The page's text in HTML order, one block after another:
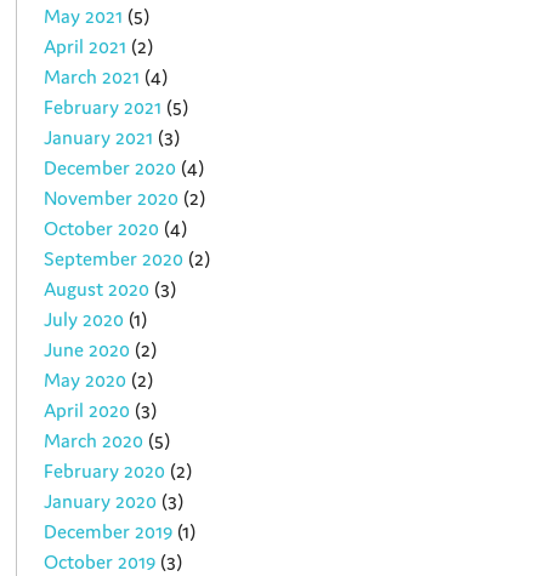
May 2021 (5)
April 2021 (2)
March 2021 (4)
February 2021 (5)
January 2021 (3)
December 2020 (4)
November 2020 (2)
October 2020 (4)
September 2020 (2)
August 2020 (3)
July 2020 (1)
June 2020 (2)
May 2020 (2)
April 2020 (3)
March 2020 (5)
February 2020 (2)
January 2020 (3)
December 2019 (1)
October 2019 (3)